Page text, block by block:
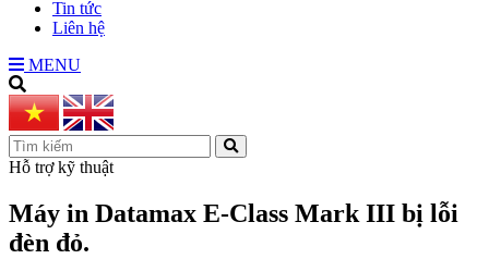
Tin tức
Liên hệ
MENU
Hỗ trợ kỹ thuật
Máy in Datamax E-Class Mark III bị lỗi
đèn đỏ.